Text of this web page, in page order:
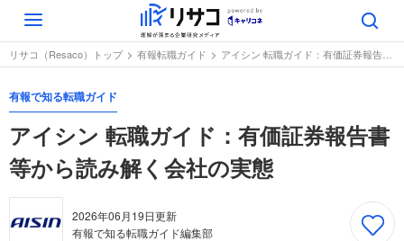
Toggle
navigation
リサコ（Resaco）トップ 有報転職ガイド アイシン 転職ガイド：有価証券報告書等から読み解く会社の実態
有報で知る転職ガイド
アイシン 転職ガイド：有価証券報告書
等から読み解く会社の実態
2026年06月19日更新
有報で知る転職ガイド編集部